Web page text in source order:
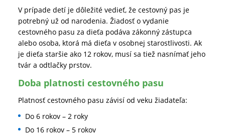
V prípade detí je dôležité vedieť, že cestovný pas je
potrebný už od narodenia. Žiadosť o vydanie
cestovného pasu za dieťa podáva zákonný zástupca
alebo osoba, ktorá má dieťa v osobnej starostlivosti. Ak
je dieťa staršie ako 12 rokov, musí sa tiež nasnímať jeho
tvár a odtlačky prstov.
Doba platnosti cestovného pasu
Platnosť cestovného pasu závisí od veku žiadateľa:
Do 6 rokov – 2 roky
Do 16 rokov – 5 rokov